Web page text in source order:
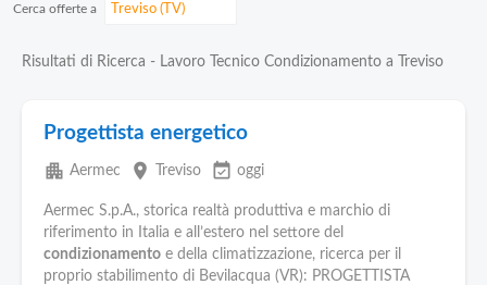
professioni
Blog
Pubblica
Offerte
Cerca offerte a
Risultati di Ricerca - Lavoro Tecnico Condizionamento a Treviso
Progettista energetico
apartment Aermec place Treviso event_available oggi
Aermec S.p.A., storica realtà produttiva e marchio di
riferimento in Italia e all’estero nel settore del
condizionamento e della climatizzazione, ricerca per il
proprio stabilimento di Bevilacqua (VR): PROGETTISTA